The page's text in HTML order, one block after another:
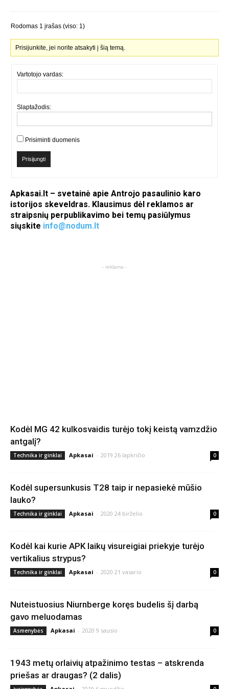
Rodomas 1 įrašas (viso: 1)
Prisijunkite, jei norite atsakyti į šią temą.
Vartotojo vardas:
Slaptažodis:
Prisiminti duomenis
Prisijungti
Apkasai.lt – svetainė apie Antrojo pasaulinio karo
istorijos skeveldras. Klausimus dėl reklamos ar
straipsnių perpublikavimo bei temų pasiūlymus
siųskite info@nodum.lt
- reklama -
Kodėl MG 42 kulkosvaidis turėjo tokį keistą vamzdžio
antgalį?
Technika ir ginklai Apkasai - 2019 26 lapkričio 0
Kodėl supersunkusis T28 taip ir nepasiekė mūšio
lauko?
Technika ir ginklai Apkasai - 2020 24 birželio 0
Kodėl kai kurie APK laikų visureigiai priekyje turėjo
vertikalius strypus?
Technika ir ginklai Apkasai - 2020 21 vasario 0
Nuteistuosius Niurnberge koręs budelis šį darbą
gavo meluodamas
Asmenybės Apkasai - 2020 9 sausio 0
1943 metų orlaivių atpažinimo testas – atskrenda
priešas ar draugas? (2 dalis)